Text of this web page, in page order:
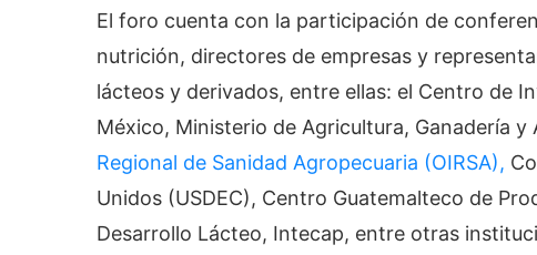
El foro cuenta con la participación de
nutrición, directores de empresas y
lácteos y derivados, entre ellas: el Centro de
México, Ministerio de Agricultura, Ganadería y
Regional de Sanidad Agropecuaria (OIRSA),
Unidos (USDEC), Centro Guatemalteco de
Desarrollo Lácteo, Intecap, entre otras